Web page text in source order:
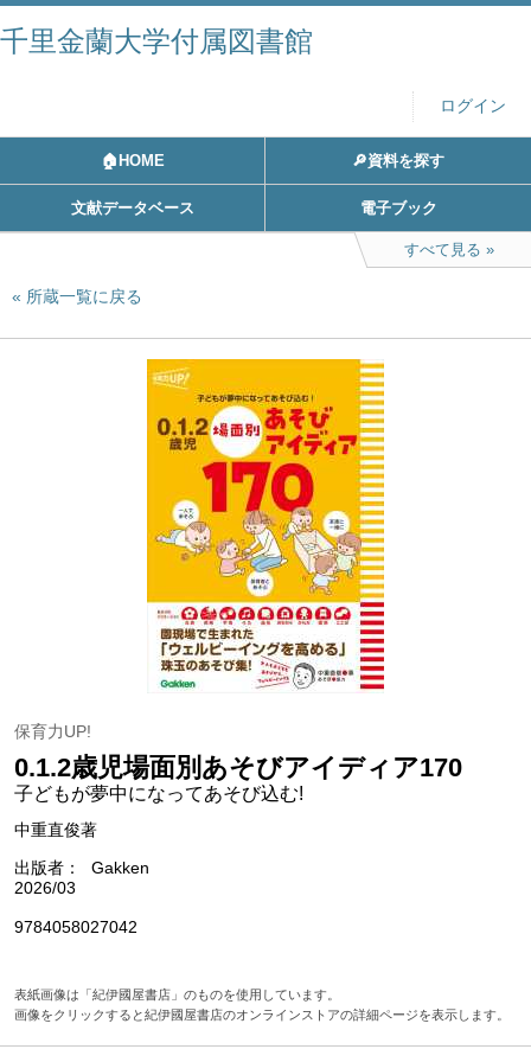
千里金蘭大学付属図書館
ログイン
🏠HOME 🔎資料を探す
文献データベース 電子ブック
すべて見る
所蔵一覧に戻る
保育力UP!
0.1.2歳児場面別あそびアイディア170
子どもが夢中になってあそび込む!
中重直俊著
出版者
Gakken
2026/03
9784058027042
表紙画像は「紀伊國屋書店」のものを使用しています。
画像をクリックすると紀伊國屋書店のオンラインストアの詳細ページを表示します。